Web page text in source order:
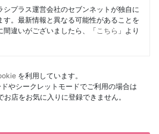
シプラス運営会社のセブンネットが独自に
。最新情報と異なる可能性があることを
間違いがございましたら、「 こちら 」より
を利用しています。
やシークレットモードでご利用の場合は
店をお気に入りに登録できません。